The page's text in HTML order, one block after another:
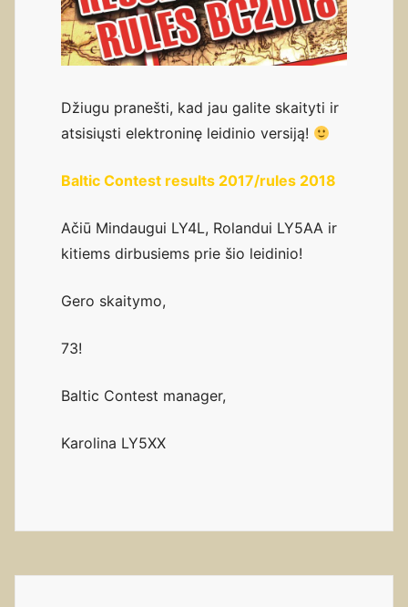
Džiugu pranešti, kad jau galite skaityti ir
atsisiųsti elektroninę leidinio versiją!
Baltic Contest results 2017/rules 2018
Ačiū Mindaugui LY4L, Rolandui LY5AA ir
kitiems dirbusiems prie šio leidinio!
Gero skaitymo,
73!
Baltic Contest manager,
Karolina LY5XX